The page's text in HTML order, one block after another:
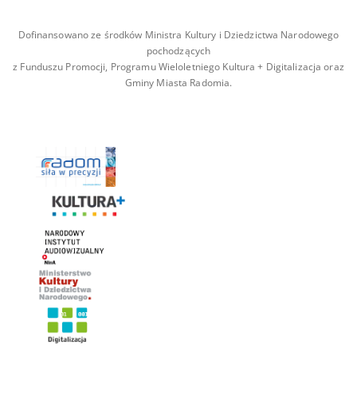
Dofinansowano ze środków Ministra Kultury i Dziedzictwa Narodowego
pochodzących
z Funduszu Promocji, Programu Wieloletniego Kultura + Digitalizacja oraz
Gminy Miasta Radomia.